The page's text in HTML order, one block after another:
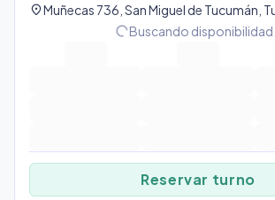
location_on
progress_activityBuscando disponibilidad…
Reservar turno